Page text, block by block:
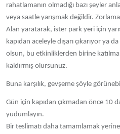
rahatlamanın olmadığı bazı şeyler
veya saatle yarışmak değildir.
Alan yaratarak, ister park yeri için
kapıdan aceleyle dışarı çıkarıyor ya
olsun, bu etkinliklerden birine
kaldırmış olursunuz.
Buna karşılık, gevşeme şöyle
Gün için kapıdan çıkmadan önce 10
yudumlayın.
Bir teslimatı daha tamamlamak